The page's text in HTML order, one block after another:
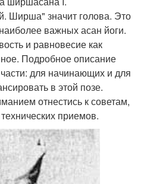
Ширша" значит голова. Это
важных асан йоги.
и равновесие как
Подробное описание
для начинающих и для
в этой позе.
отнестись к советам,
приемов.